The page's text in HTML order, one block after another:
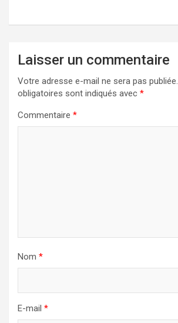
Laisser un commentaire
Votre adresse e-mail ne sera pas publiée.
obligatoires sont indiqués avec *
Commentaire *
Nom *
E-mail *